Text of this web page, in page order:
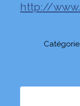
http://